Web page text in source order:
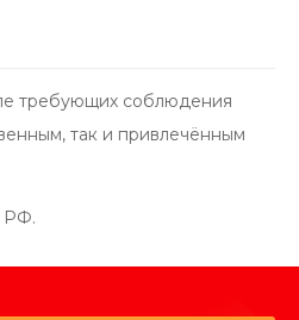
требующих соблюдения
так и привлечённым
РФ.